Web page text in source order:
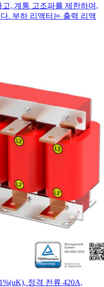
, 계통 고조파를 제한하며,
. 부하 리액터는 출력 리액
정격 전류 420A,